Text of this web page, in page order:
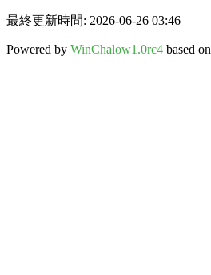
最終更新時間: 2026-06-26 03:46
Powered by WinChalow1.0rc4 based on